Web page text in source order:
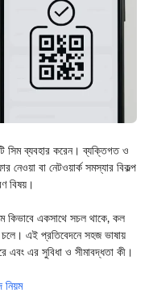
সিম ব্যবহার করেন। ব্যক্তিগত ও
নেওয়া বা নেটওয়ার্ক সমস্যার বিকল্প
বিষয়।
কিভাবে একসাথে সচল থাকে, কল
চলে। এই প্রতিবেদনে সহজ ভাষায়
এবং এর সুবিধা ও সীমাবদ্ধতা কী।
নিয়ম